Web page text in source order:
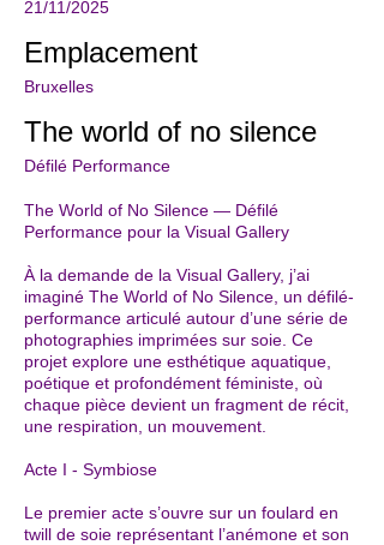
21/11/2025
Emplacement
Bruxelles
The world of no silence
Défilé Performance
The World of No Silence — Défilé
Performance pour la Visual Gallery
À la demande de la Visual Gallery, j’ai
imaginé The World of No Silence, un défilé-
performance articulé autour d’une série de
photographies imprimées sur soie. Ce
projet explore une esthétique aquatique,
poétique et profondément féministe, où
chaque pièce devient un fragment de récit,
une respiration, un mouvement.
Acte I - Symbiose
Le premier acte s’ouvre sur un foulard en
twill de soie représentant l’anémone et son